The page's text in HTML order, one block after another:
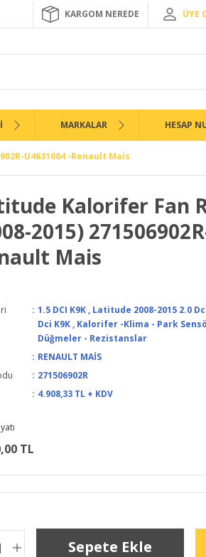
KARGOM NEREDE ÜYE
MARKALAR HESAP
U4631004 -Renault Mais
Kalorifer Fan
2015)
Mais
1.5 DCI K9K , Latitude 2008-2015 2.0
Dci K9K , Kalorifer -Klima - Park
Düğmeler - Rezistanslar
RENAULT MAİS
271506902R
4.908,33 TL + KDV
TL
Sepete Ekle